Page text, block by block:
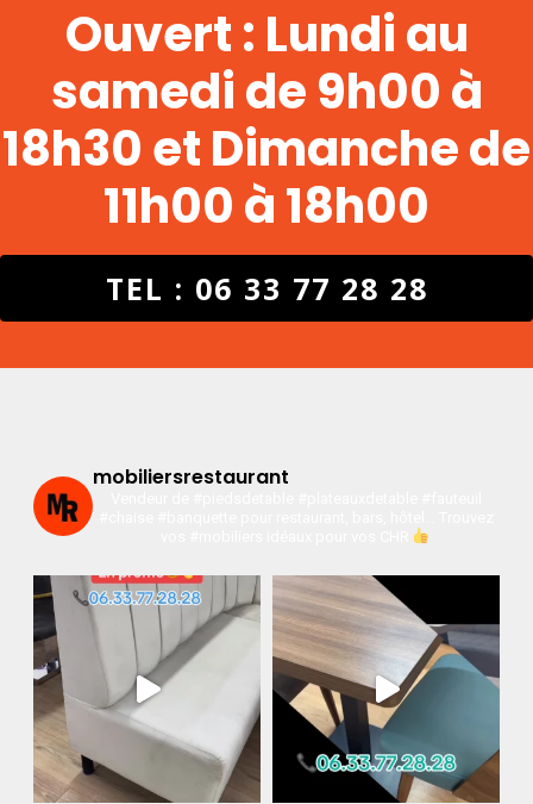
Ouvert : Lundi au
samedi de 9h00 à
18h30 et Dimanche de
11h00 à 18h00
TEL : 06 33 77 28 28
mobiliersrestaurant